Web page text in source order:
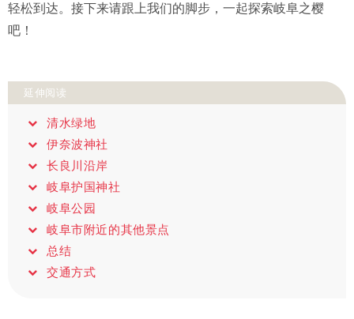
轻松到达。接下来请跟上我们的脚步，一起探索岐阜之樱
吧！
延伸阅读
清水绿地
伊奈波神社
长良川沿岸
岐阜护国神社
岐阜公园
岐阜市附近的其他景点
总结
交通方式